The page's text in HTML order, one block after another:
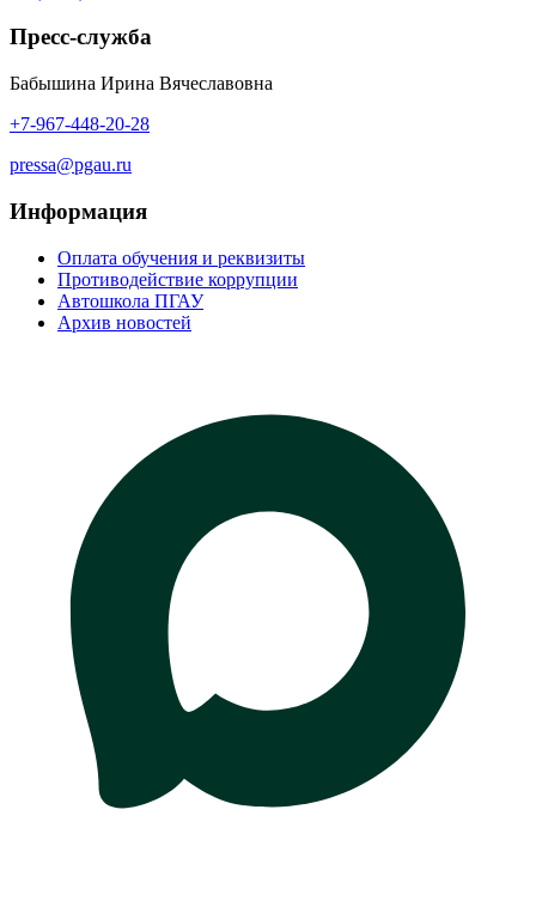
Пресс-служба
Бабышина Ирина Вячеславовна
+7-967-448-20-28
pressa@pgau.ru
Информация
Оплата обучения и реквизиты
Противодействие коррупции
Автошкола ПГАУ
Архив новостей